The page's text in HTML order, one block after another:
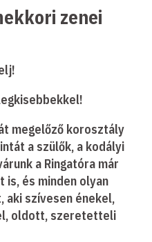
zenei
megelőző korosztály
a szülők, a kodályi
a Ringatóra már
is, és minden olyan
aki szívesen énekel,
oldott, szeretetteli